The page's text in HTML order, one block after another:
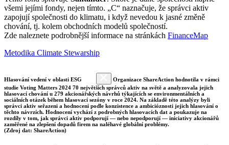
všemi jejími fondy, nejen tímto. „C“ naznačuje, že správci aktiv
zapojují společnosti do klimatu, i když nevedou k jasné změně
chování, tj. kolem obchodních modelů společností.
Zde naleznete podrobnější informace na stránkách FinanceMap
Metodika Climate Stewarship
Hlasování vedení v oblasti ESG
Organizace ShareAction hodnotila v rámci
studie Voting Matters 2024 70 největších správců aktiv na světě a analyzovala jejich
hlasovací chování u 279 akcionářských návrhů týkajících se environmentálních a
sociálních otázek během hlasovací sezóny v roce 2024. Na základě této analýzy byli
správci aktiv seřazeni a hodnoceni podle konzistence a ambicióznosti jejich hlasování o
těchto návrzích. Hodnocení vychází z podrobných hlasovacích dat a poukazuje na
rozdíly v tom, jak správci aktiv podporují — nebo nepodporují — iniciativy akcionářů
zaměřené na zlepšení dopadů firem na naléhavé globální problémy.
(Zdroj dat: ShareAction)